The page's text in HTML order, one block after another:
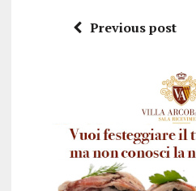
Previous post